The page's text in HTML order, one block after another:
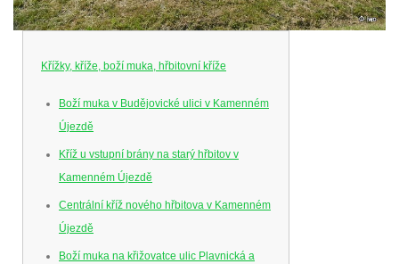
Křížky, kříže, boží muka, hřbitovní kříže
Boží muka v Budějovické ulici v Kamenném
Újezdě
Kříž u vstupní brány na starý hřbitov v
Kamenném Újezdě
Centrální kříž nového hřbitova v Kamenném
Újezdě
Boží muka na křižovatce ulic Plavnická a